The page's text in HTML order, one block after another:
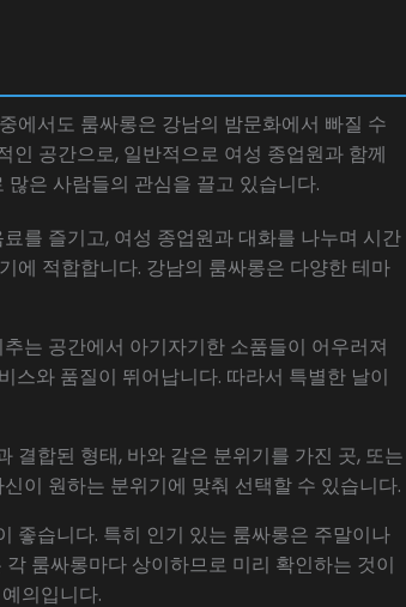
에서도 룸싸롱은 강남의 밤문화에서 빠질 수
공간으로, 일반적으로 여성 종업원과 함께
은 사람들의 관심을 끌고 있습니다.
를 즐기고, 여성 종업원과 대화를 나누며 시간
에 적합합니다. 강남의 룸싸롱은 다양한 테마
는 공간에서 아기자기한 소품들이 어우러져
스와 품질이 뛰어납니다. 따라서 특별한 날이
결합된 형태, 바와 같은 분위기를 가진 곳, 또는
이 원하는 분위기에 맞춰 선택할 수 있습니다.
좋습니다. 특히 인기 있는 룸싸롱은 주말이나
룸싸롱마다 상이하므로 미리 확인하는 것이
의입니다.